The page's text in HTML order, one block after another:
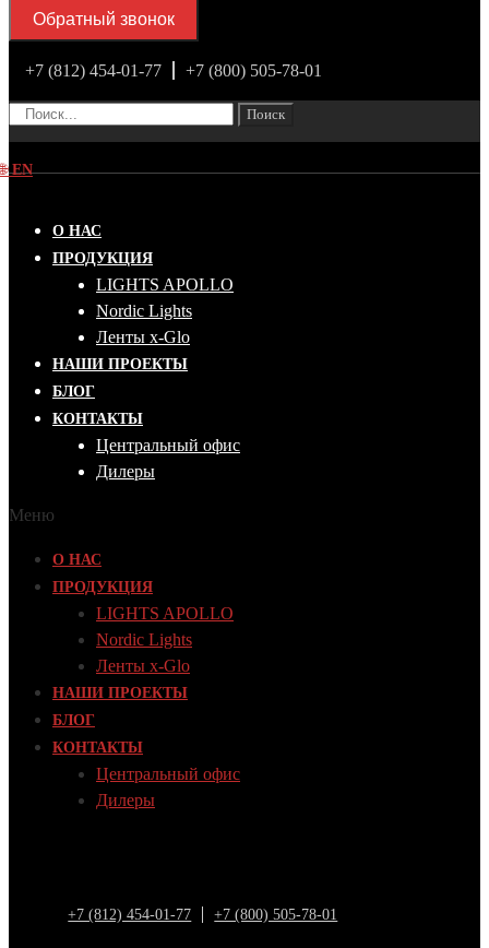
Обратный звонок
+7 (812) 454-01-77 +7 (800) 505-78-01
Поиск
EN
О НАС
ПРОДУКЦИЯ
LIGHTS APOLLO
Nordic Lights
Ленты x-Glo
НАШИ ПРОЕКТЫ
БЛОГ
КОНТАКТЫ
Центральный офис
Дилеры
Меню
О НАС
ПРОДУКЦИЯ
LIGHTS APOLLO
Nordic Lights
Ленты x-Glo
НАШИ ПРОЕКТЫ
БЛОГ
КОНТАКТЫ
Центральный офис
Дилеры
+7 (812) 454-01-77 +7 (800) 505-78-01